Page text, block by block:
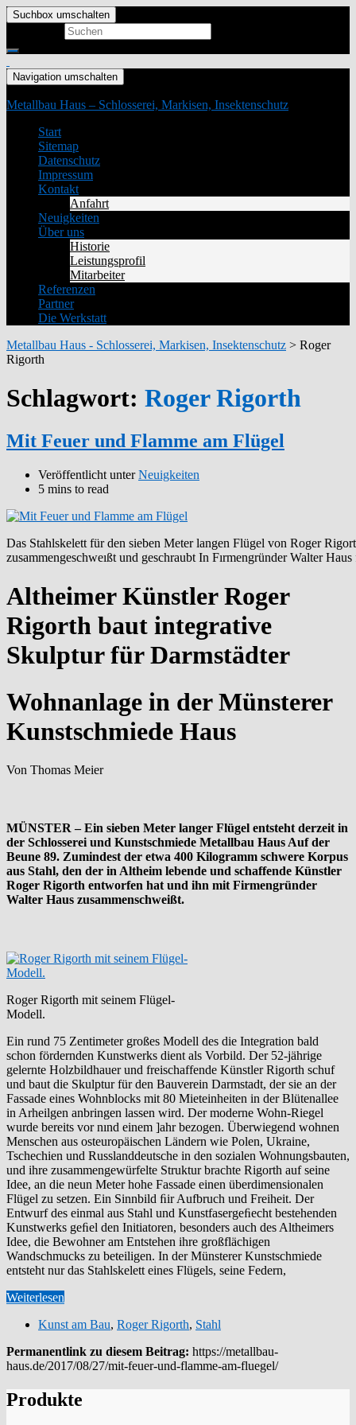
Suchbox umschalten
Navigation umschalten
Metallbau Haus – Schlosserei, Markisen, Insektenschutz
Start
Sitemap
Datenschutz
Impressum
Kontakt
Anfahrt
Neuigkeiten
Über uns
Historie
Leistungsprofil
Mitarbeiter
Referenzen
Partner
Die Werkstatt
Metallbau Haus - Schlosserei, Markisen, Insektenschutz > Roger
Rigorth
Schlagwort: Roger Rigorth
Mit Feuer und Flamme am Flügel
Veröffentlicht unterNeuigkeiten
5 mins to read
Das Stahlskelett für den sieben Meter langen Flügel von Roger
zusammengeschweıßt und geschraubt In Fırmengründer Walter
Altheimer Künstler Roger
Rigorth baut integrative
Skulptur für Darmstädter
Wohnanlage in der Münsterer
Kunstschmiede Haus
Von Thomas Meier
MÜNSTER – Ein sieben Meter langer Flügel entsteht derzeit in
der Schlosserei und Kunstschmiede Metallbau Haus Auf der
Beune 89. Zumindest der etwa 400 Kilogramm schwere Korpus
aus Stahl, den der in Altheim lebende und schaffende Künstler
Roger Rigorth entworfen hat und ihn mit Firmengründer
Walter Haus zusammenschweißt.
Roger Rigorth mit seinem Flügel-
Modell.
Ein rund 75 Zentimeter großes Modell des die Integration bald
schon fördernden Kunstwerks dient als Vorbild. Der 52-jährige
gelernte Holzbildhauer und freischaffende Künstler Rigorth schuf
und baut die Skulptur für den Bauverein Darmstadt, der sie an der
Fassade eines Wohnblocks mit 80 Mieteinheiten in der Blütenallee
in Arheilgen anbringen lassen wird. Der moderne Wohn-Riegel
wurde bereits vor nınd einem ]ahr bezogen. Überwiegend wohnen
Menschen aus osteuropäischen Ländern wie Polen, Ukraine,
Tschechien und Russlanddeutsche in den sozialen Wohnungsbauten,
und ihre zusammengewürfelte Struktur brachte Rigorth auf seine
Idee, an die neun Meter hohe Fassade einen überdimensionalen
Flügel zu setzen. Ein Sinnbild ﬁir Aufbruch und Freiheit. Der
Entwurf des einmal aus Stahl und Kunstfasergeﬁecht bestehenden
Kunstwerks geﬁel den Initiatoren, besonders auch des Altheimers
Idee, die Bewohner am Entstehen ihre großflächigen
Wandschmucks zu beteiligen. In der Münsterer Kunstschmiede
entsteht nur das Stahlskelett eines Flügels, seine Federn,
Weiterlesen
Kunst am Bau, Roger Rigorth, Stahl
Permanentlink zu diesem Beitrag: https://metallbau-
haus.de/2017/08/27/mit-feuer-und-flamme-am-fluegel/
Produkte